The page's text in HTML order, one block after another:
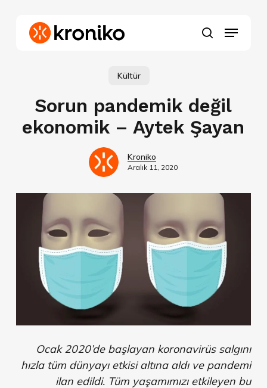
search
Menu
Kültür
Sorun pandemik değil
ekonomik – Aytek Şayan
Kroniko
Aralık 11, 2020
Ocak 2020’de başlayan koronavirüs salgını
hızla tüm dünyayı etkisi altına aldı ve pandemi
ilan edildi. Tüm yaşamımızı etkileyen bu